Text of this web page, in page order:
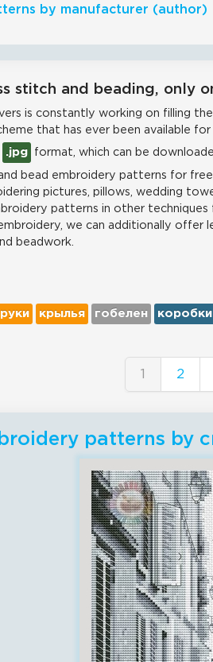
by manufacturer (author)
stitch and beading, only
is constantly working on filling
that has ever been available for
.jpg format, which can be
bead embroidery patterns for
pictures, pillows, wedding
patterns in other techniques
we can additionally offer
beadwork.
руки крылья гобелен коробки
1 2
patterns by